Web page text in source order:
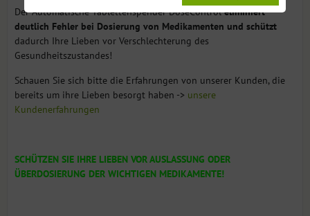
Der Automatische Tablettenspender DoseControleliminiert
deutlich Fehler bei Dosierung von Medikamenten und schützt
dadurch Ihre Lieben vor Verschlechterung des
Gesundheitszustandes!
Schauen Sie sich bitte die Erfahrungen von unserer Kunden, die
bereits um ihre Lieben besorgt haben -> unsere
Kundenerfahrungen
SCHÜTZEN SIE IHRE LIEBEN VOR AUSLASSUNG ODER
ÜBERDOSIERUNG DER WICHTIGEN MEDIKAMENTE!